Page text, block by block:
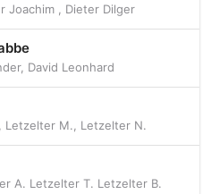
Joachim Dieter Dilger
, David Leonhard
Letzelter M. Letzelter N.
A. Letzelter T. Letzelter B.